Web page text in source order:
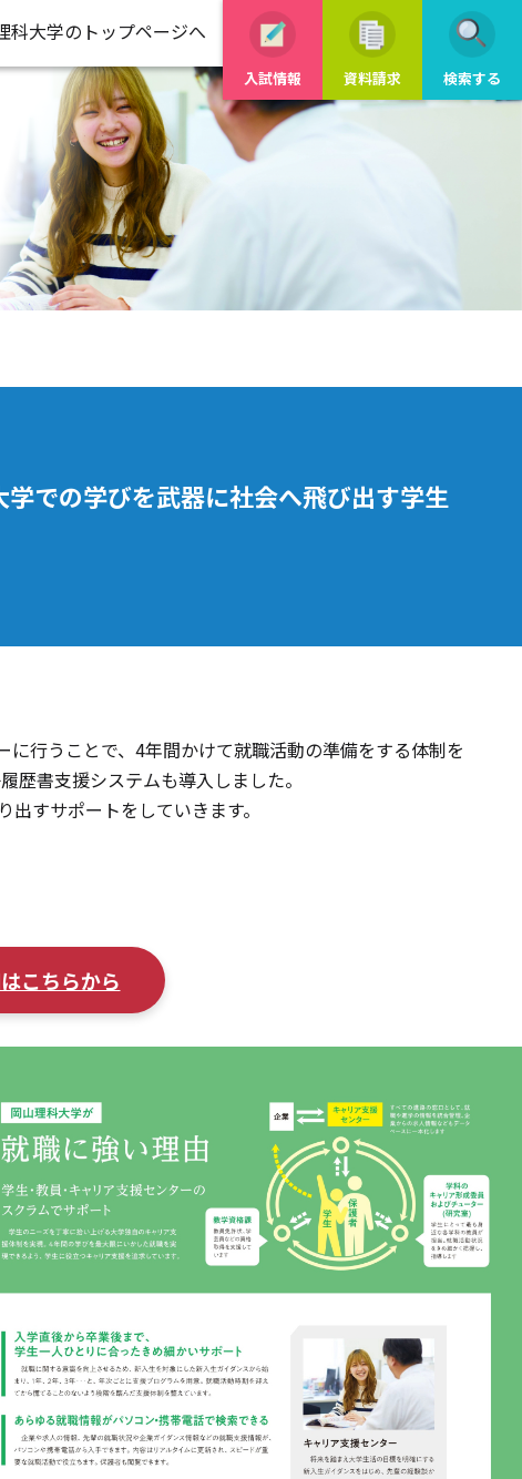
科大学のトップページへ
入試情報 資料請求 検索する
での学びを武器に社会へ飛び出す学生
行うことで、4年間かけて就職活動の準備をする体制を
歴書支援システムも導入しました。
すサポートをしていきます。
こちらから